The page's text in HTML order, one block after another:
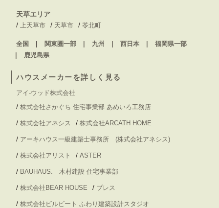
天草エリア
/
上天草市 / 天草市 / 苓北町
全国 関東圏一部 九州 西日本
福岡県一部
鹿児島県
ハウスメーカーを詳しく見る
アイ-ウッド株式会社
/ 株式会社さかぐち 住宅事業部 あめいろ工務店
/ 株式会社アネシス / 株式会社ARCATH HOME
/ アーキハウス一級建築士事務所 (株式会社アネシス)
/ 株式会社アリスト / ASTER
/ BAUHAUS. 木村建設 住宅事業部
/ 株式会社BEAR HOUSE / ブレス
/ 株式会社ビルビート ふわり建築設計スタジオ